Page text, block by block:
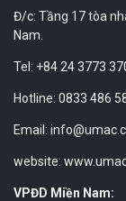
Đ/c: Tầng 17 tòa
Nam.
Tel: +84 24 3773
Hotline: 0833 486
Email:
website:
VPĐD Miền Nam: